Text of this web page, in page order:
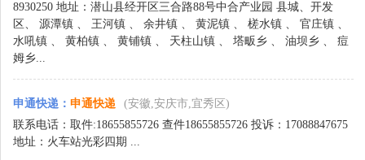
8930250 地址：潜山县经开区三合路88号中合产业园 县城、开发
区、 源潭镇 、 王河镇 、 余井镇 、 黄泥镇 、 槎水镇 、 官庄镇 、
水吼镇 、 黄柏镇 、 黄铺镇 、 天柱山镇 、 塔畈乡 、 油坝乡 、 痘
姆乡...
申通快递 ： 申通快递
(安徽,安庆市,宜秀区)
联系电话：取件:18655855726 查件18655855726 投诉：17088847675
地址：火车站光彩四期 ...